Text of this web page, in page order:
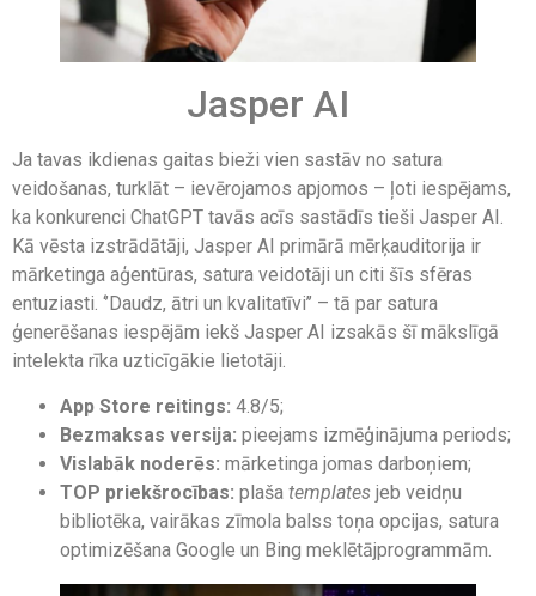
Jasper AI
Ja tavas ikdienas gaitas bieži vien sastāv no satura
veidošanas, turklāt – ievērojamos apjomos – ļoti iespējams,
ka konkurenci ChatGPT tavās acīs sastādīs tieši Jasper AI.
Kā vēsta izstrādātāji, Jasper AI primārā mērķauditorija ir
mārketinga aģentūras, satura veidotāji un citi šīs sfēras
entuziasti. ‘’Daudz, ātri un kvalitatīvi’’ – tā par satura
ģenerēšanas iespējām iekš Jasper AI izsakās šī mākslīgā
intelekta rīka uzticīgākie lietotāji.
App Store reitings: 4.8/5;
Bezmaksas versija: pieejams izmēģinājuma periods;
Vislabāk noderēs: mārketinga jomas darboņiem;
TOP priekšrocības: plaša templates jeb veidņu
bibliotēka, vairākas zīmola balss toņa opcijas, satura
optimizēšana Google un Bing meklētājprogrammām.